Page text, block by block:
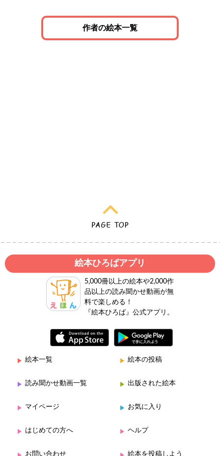
作者の絵本一覧
絵本ひろばアプリ
5,000冊以上の絵本や2,000作
品以上の読み聞かせ動画が無
料で楽しめる！
『絵本ひろば』公式アプリ。
絵本一覧 絵本の投稿
読み聞かせ動画一覧 出版された絵本
マイページ お気に入り
はじめての方へ ヘルプ
お問い合わせ 絵本を投稿しよう